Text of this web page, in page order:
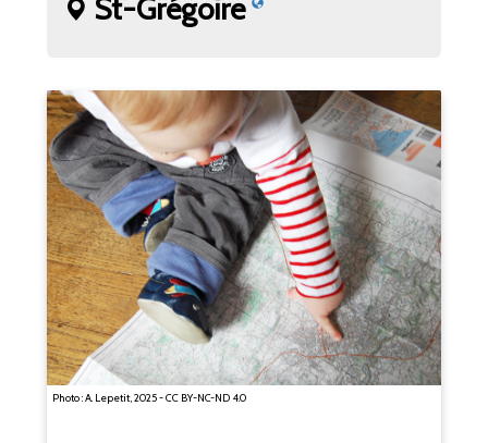
St-Grégoire
Photo : A. Lepetit, 2025 - CC BY-NC-ND 4.0